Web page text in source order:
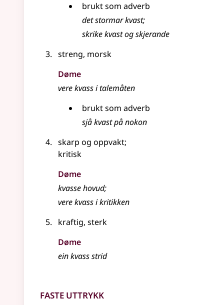
brukt som adverb
det stormar kvast;
skrike kvast og skjerande
streng, morsk
Døme
vere kvass i talemåten
brukt som adverb
sjå kvast på nokon
skarp og oppvakt;
kritisk
Døme
kvasse hovud;
vere kvass i kritikken
kraftig, sterk
Døme
ein kvass strid
Faste uttrykk